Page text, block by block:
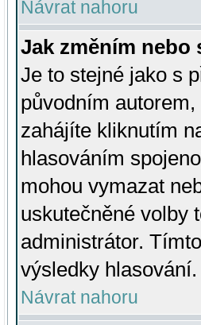
Návrat nahoru
Jak změním nebo
Je to stejné jako s
původním
zahájíte kliknutím
hlasováním
mohou vymazat
uskutečněné volby
administrátor.
výsledky hlasování.
Návrat nahoru